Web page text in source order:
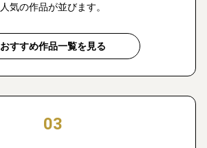
人気の作品が並びます。
おすすめ作品一覧を見る
03